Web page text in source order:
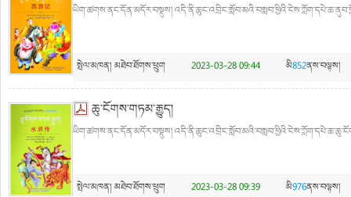
ཡིག་ཚགས་ནང་དོན་མདོར་བསྡུས།
སྤེལ་མཁན། མཐེབ་ཐོགས་ཕྲུག 2023-03-28 09:44 མི852ནས་བལྟས།
ཆུ་ངོགས་གཏམ་རྒྱུད།
ཡིག་ཚགས་ནང་དོན་མདོར་བསྡུས།
སྤེལ་མཁན། མཐེབ་ཐོགས་ཕྲུག 2023-03-28 09:39 མི976ནས་བལྟས།